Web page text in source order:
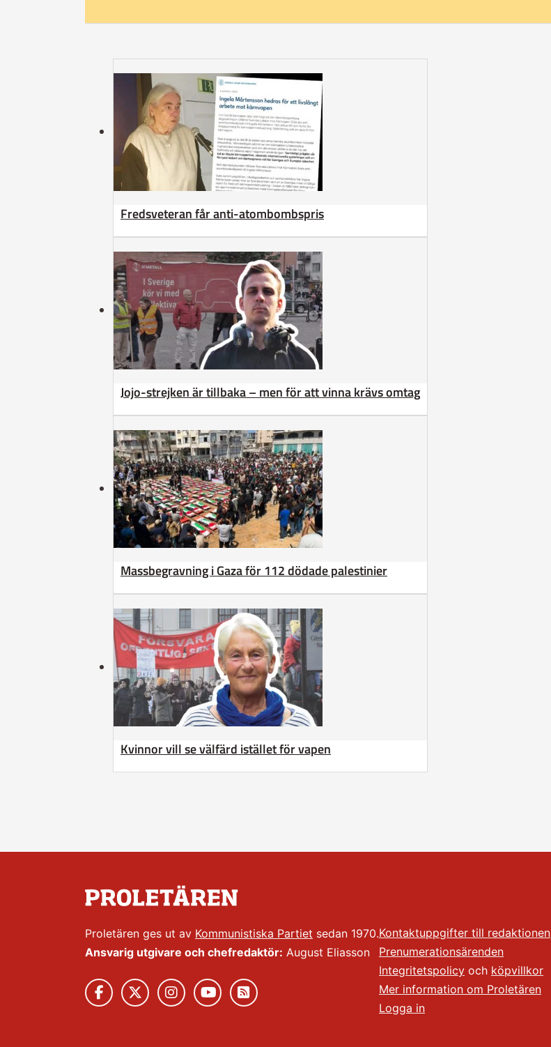
Fredsveteran får anti-atombombspris
Jojo-strejken är tillbaka – men för att vinna krävs omtag
Massbegravning i Gaza för 112 dödade palestinier
Kvinnor vill se välfärd istället för vapen
Proletären ges ut av Kommunistiska Partiet sedan 1970.
Ansvarig utgivare och chefredaktör: August Eliasson
Kontaktuppgifter till redaktionen
Prenumerationsärenden
Integritetspolicy och köpvillkor
Mer information om Proletären
Logga in